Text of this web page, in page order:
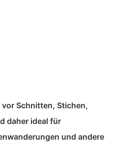
Schnitten, Stichen,
daher ideal für
und andere